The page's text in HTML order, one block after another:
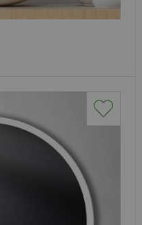
В
наличии
Помошь
- ответ)
Контакты